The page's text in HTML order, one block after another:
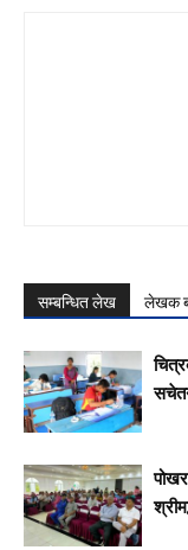
सम्बन्धित लेख लेखक